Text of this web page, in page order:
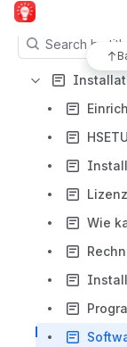
Results will update